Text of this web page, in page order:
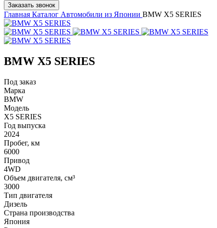
Заказать звонок
Главная Каталог Автомобили из Японии BMW X5 SERIES
BMW X5 SERIES
Под заказ
Марка
BMW
Модель
X5 SERIES
Год выпуска
2024
Пробег, км
6000
Привод
4WD
Объем двигателя, см³
3000
Тип двигателя
Дизель
Страна производства
Япония